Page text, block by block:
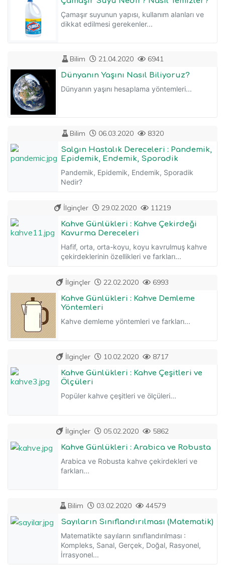
Çamaşır suyunun yapısı, kullanım alanları ve
dikkat edilmesi gerekenler...
Bilim 21.04.2020 6941
Dünyanın Yaşını Nasıl Biliyoruz?
Dünyanın yaşını hesaplama yöntemleri...
Bilim 06.03.2020 8320
Salgın Hastalık Dereceleri : Pandemik,
Epidemik, Endemik, Sporadik
Pandemik, Epidemik, Endemik, Sporadik
Nedir?
İlginçler 29.02.2020 11219
Kahve Günlükleri : Kahve Çekirdeği
Kavurma Dereceleri
Hafif, orta, orta-koyu, koyu kavrulmuş kahve
çekirdeklerinin özellikleri ve farkları...
İlginçler 22.02.2020 6993
Kahve Günlükleri : Kahve Demleme
Yöntemleri
Kahve demleme yöntemleri ve farkları...
İlginçler 10.02.2020 8717
Kahve Günlükleri : Kahve Çeşitleri ve
Ölçüleri
Popüler kahve çeşitleri ve ölçüleri...
İlginçler 05.02.2020 5862
Kahve Günlükleri : Arabica ve Robusta
Arabica ve Robusta kahve çekirdekleri ve
farkları...
Bilim 03.02.2020 44579
Sayıların Sınıflandırılması (Matematik)
Matematikte sayıların sınıflandırılması :
Kompleks, Sanal, Gerçek, Doğal, Rasyonel,
İrrasyonel...